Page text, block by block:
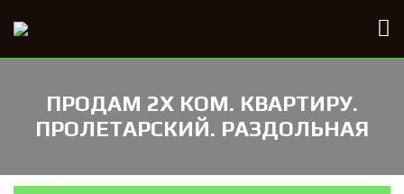
ПРОДАМ 2Х КОМ. КВАРТИРУ.
ПРОЛЕТАРСКИЙ. РАЗДОЛЬНАЯ